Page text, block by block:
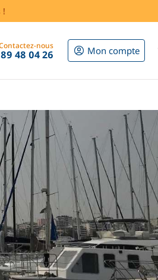
!
nous
48 04 26 Mon compte